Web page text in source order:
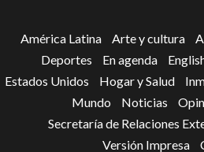
América Latina Arte y cultura
Deportes
En agenda
Estados Unidos
Hogar y Salud
Mundo
Noticias
Secretaría de Relaciones
Versión Impresa